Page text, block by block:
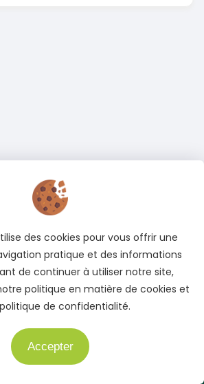
des cookies pour vous offrir une
pratique et des informations
de continuer à utiliser notre site,
politique en matière de cookies et
de confidentialité.
Accepter